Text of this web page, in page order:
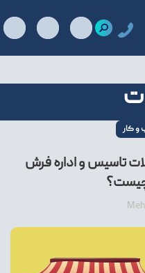
کار
تاسیس و اداره فرش